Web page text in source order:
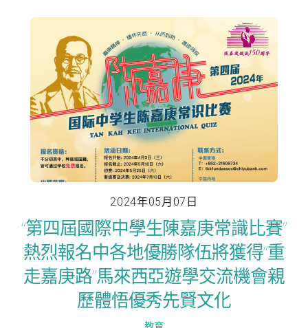
2024年05月07日
“第四屆國際中學生陳嘉庚常識比賽”
熱烈報名中各地優勝隊伍將獲得“重
走嘉庚路”馬來西亞遊學交流機會親
歷體悟優秀先賢文化